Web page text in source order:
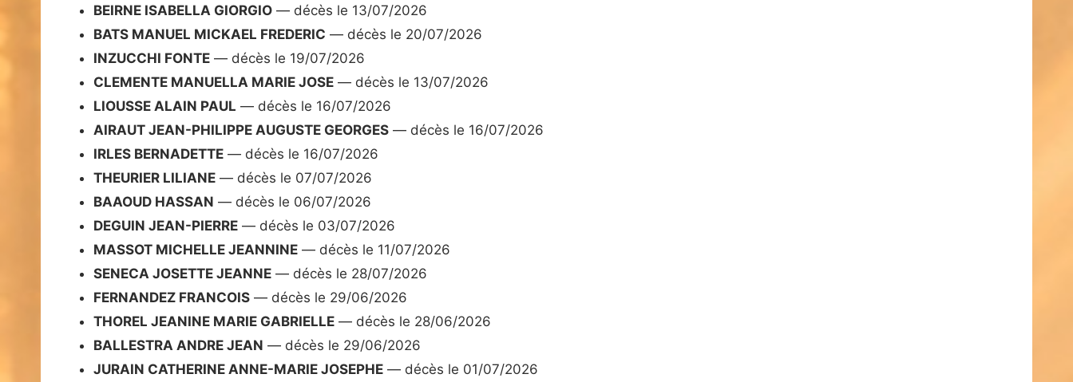
BEIRNE ISABELLA GIORGIO — décès le 13/07/2026
BATS MANUEL MICKAEL FREDERIC — décès le 20/07/2026
INZUCCHI FONTE — décès le 19/07/2026
CLEMENTE MANUELLA MARIE JOSE — décès le 13/07/2026
LIOUSSE ALAIN PAUL — décès le 16/07/2026
AIRAUT JEAN-PHILIPPE AUGUSTE GEORGES — décès le 16/07/2026
IRLES BERNADETTE — décès le 16/07/2026
THEURIER LILIANE — décès le 07/07/2026
BAAOUD HASSAN — décès le 06/07/2026
DEGUIN JEAN-PIERRE — décès le 03/07/2026
MASSOT MICHELLE JEANNINE — décès le 11/07/2026
SENECA JOSETTE JEANNE — décès le 28/07/2026
FERNANDEZ FRANCOIS — décès le 29/06/2026
THOREL JEANINE MARIE GABRIELLE — décès le 28/06/2026
BALLESTRA ANDRE JEAN — décès le 29/06/2026
JURAIN CATHERINE ANNE-MARIE JOSEPHE — décès le 01/07/2026